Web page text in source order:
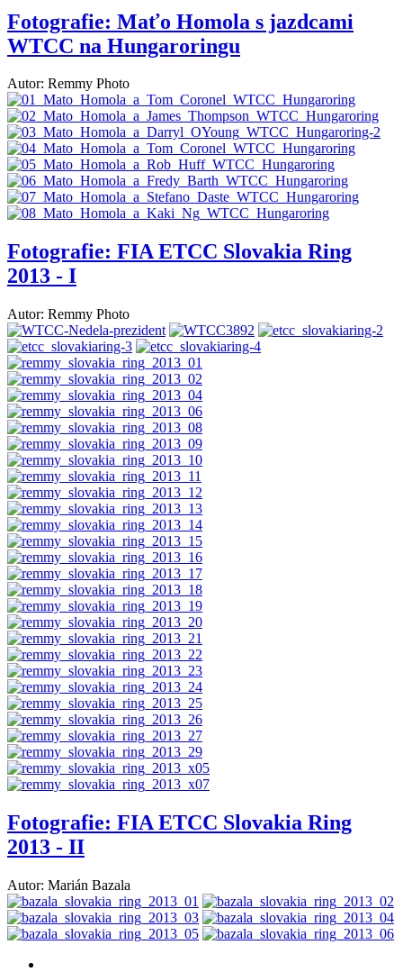
Fotografie: Maťo Homola s jazdcami
WTCC na Hungaroringu
Autor: Remmy Photo
Fotografie: FIA ETCC Slovakia Ring
2013 - I
Autor: Remmy Photo
Fotografie: FIA ETCC Slovakia Ring
2013 - II
Autor: Marián Bazala